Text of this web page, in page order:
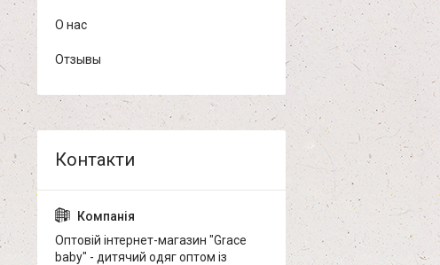
О нас
Отзывы
Оптовій інтернет-магазин "Grace
baby" - дитячий одяг оптом із